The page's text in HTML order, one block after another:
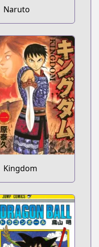
Naruto
Kingdom